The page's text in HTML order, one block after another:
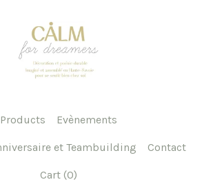
Products Evènements
et Teambuilding Contact
Cart (0)